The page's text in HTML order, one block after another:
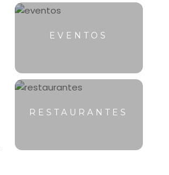
EVENTOS
RESTAURANTES